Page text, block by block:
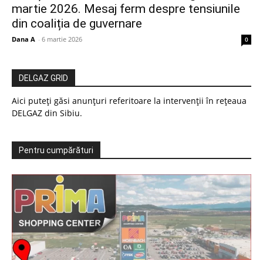
martie 2026. Mesaj ferm despre tensiunile
din coaliția de guvernare
Dana A - 6 martie 2026 0
DELGAZ GRID
Aici puteți găsi anunțuri referitoare la intervenții în rețeaua
DELGAZ din Sibiu.
Pentru cumpărături